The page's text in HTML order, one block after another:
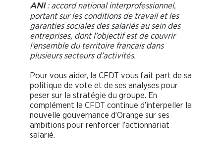
ANI: accord national interprofessionnel,
portant sur les conditions de travail et les
garanties sociales des salariés au sein des
entreprises, dont l’objectif est de couvrir
l’ensemble du territoire français dans
plusieurs secteurs d’activités.
Pour vous aider, la CFDT vous fait part de sa
politique de vote et de ses analyses pour
peser sur la stratégie du groupe. En
complément la CFDT continue d’interpeller la
nouvelle gouvernance d’Orange sur ses
ambitions pour renforcer l’actionnariat
salarié.